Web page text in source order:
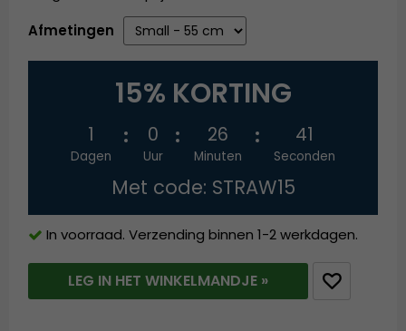
Afmetingen
15% KORTING
1
Dagen
0
Uur
26
Minuten
41
Seconden
Met code: STRAW15
In voorraad. Verzending binnen 1-2 werkdagen.
LEG IN HET WINKELMANDJE »